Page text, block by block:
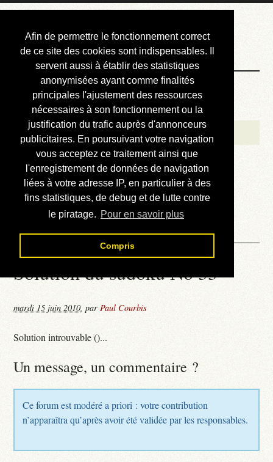
Afin de permettre le fonctionnement correct
de ce site des cookies sont indispensables. Il
servent aussi à établir des statistiques
anonymisées ayant comme finalités
principales l'ajustement des ressources
nécessaires à son fonctionnement ou la
justification du trafic auprès d'annonceurs
publicitaires. En poursuivant votre navigation
vous acceptez ce traitement ainsi que
l'enregistrement de données de navigation
liées à votre adresse IP, en particulier à des
fins statistiques, de debug et de lutte contre
le piratage. Pour en savoir plus
Compris
Courbis, « LE »
Blog Officiel
Bienvenue
Réalisations
Divers (et d’été)
Annonces
Liens externes
Téléchargement
Contact
Solution du sudoku No 33
mardi 15 juin 2010,parPaul Courbis
Solution introuvable ()...
Un message, un commentaire ?
Ce forum est modéré a priori : votre contribution
n’apparaîtra qu’après avoir été validée par les responsables.